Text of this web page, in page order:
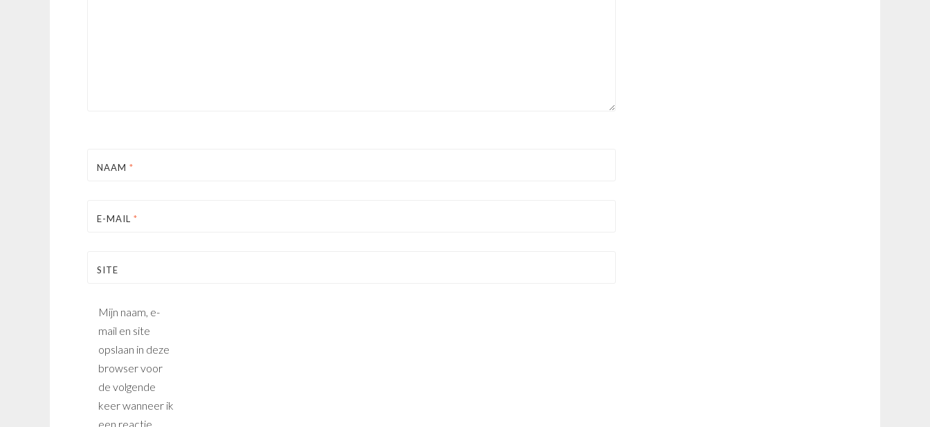
NAAM *
E-MAIL *
SITE
Mijn naam, e-
mail en site
opslaan in deze
browser voor
de volgende
keer wanneer ik
een reactie